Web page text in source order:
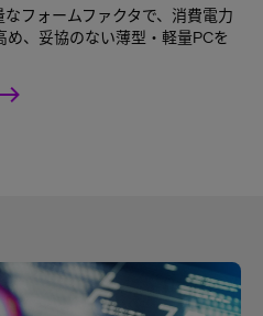
フォームファクタで、消費電力
、妥協のない薄型・軽量PCを